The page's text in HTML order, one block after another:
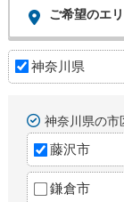
ご希望のエ
神奈川県
神奈川県の市
藤沢市
鎌倉市